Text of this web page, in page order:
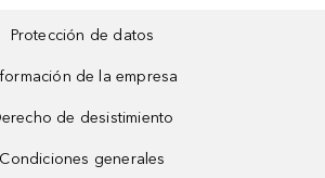
Protección de datos
de la empresa
de desistimiento
Condiciones generales